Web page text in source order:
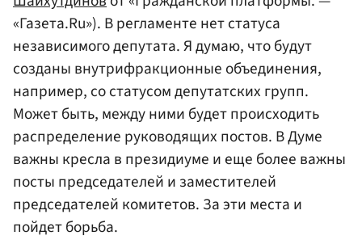
«Газета.Ru»). В регламенте нет статуса
независимого депутата. Я думаю, что будут
созданы внутрифракционные объединения,
например, со статусом депутатских групп.
Может быть, между ними будет происходить
распределение руководящих постов. В Думе
важны кресла в президиуме и еще более важны
посты председателей и заместителей
председателей комитетов. За эти места и
пойдет борьба.